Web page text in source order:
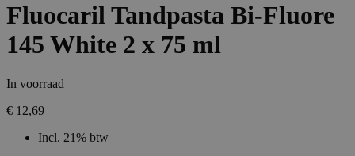
Fluocaril Tandpasta Bi-Fluore
145 White 2 x 75 ml
In voorraad
€ 12,69
Incl. 21% btw